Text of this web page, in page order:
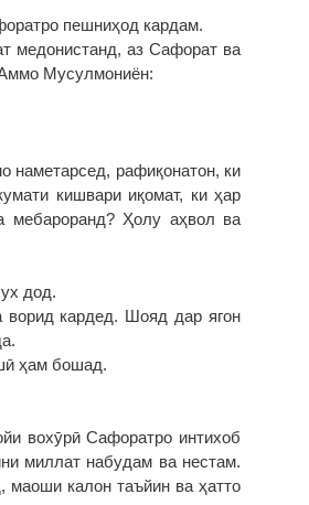
пешниҳод кардам.
медонистанд, аз Сафорат ва
Мусулмониён:
рафиқонатон, ки
кишвари иқомат, ки ҳар
мебароранд? Ҳолу аҳвол ва
дод.
кардед. Шояд дар ягон
ҳам бошад.
вохӯрӣ Сафоратро интихоб
миллат набудам ва нестам.
маоши калон таъйин ва ҳатто